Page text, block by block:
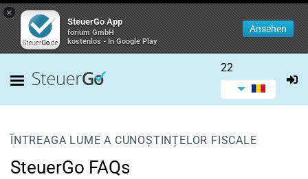
×
SteuerGo App
forium GmbH
kostenlos - In Google Play
Ansehen
22
ÎNTREAGA LUME A CUNOȘTINȚELOR FISCALE
SteuerGo FAQs